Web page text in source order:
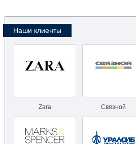
Наши клиенты
Zara Связной